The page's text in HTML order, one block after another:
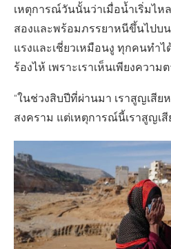
เหตุการณ์วันนั้นว่าเมื่อน้ำเริ่มไห
สองและพร้อมภรรยาหนีขึ้นไป
แรงและเชี่ยวเหมือนงู ทุกคนทำ
ร้องไห้ เพราะเราเห็นเพียงความ
“ในช่วงสิบปีที่ผ่านมา เราสูญเสี
สงคราม แต่เหตุการณ์นี้เราสูญเสี